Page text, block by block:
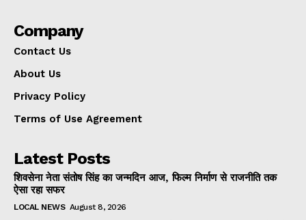
Company
Contact Us
About Us
Privacy Policy
Terms of Use Agreement
Latest Posts
शिवसेना नेता संतोष सिंह का जन्मदिन आज, फिल्म निर्माण से राजनीति तक
ऐसा रहा सफर
LOCAL NEWS August 8, 2026